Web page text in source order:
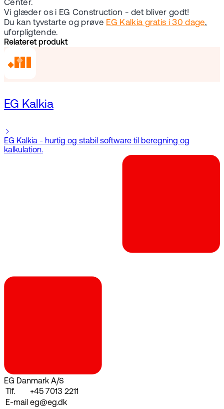
Center.
Vi glæder os i EG Construction - det bliver godt!
Du kan tyvstarte og prøve EG Kalkia gratis i 30 dage,
uforpligtende.
Relateret produkt
EG Kalkia
EG Kalkia - hurtig og stabil software til beregning og
kalkulation.
EG Danmark A/S
Tlf.
+45 7013 2211
E-mail eg@eg.dk